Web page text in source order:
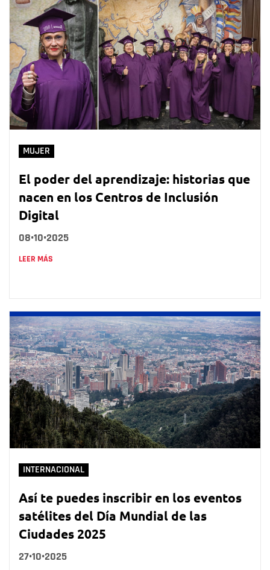
MUJER
El poder del aprendizaje: historias que
nacen en los Centros de Inclusión
Digital
08•10•2025
LEER MÁS
INTERNACIONAL
Así te puedes inscribir en los eventos
satélites del Día Mundial de las
Ciudades 2025
27•10•2025